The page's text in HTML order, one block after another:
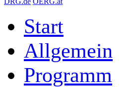
Start
Allgemein
Programm